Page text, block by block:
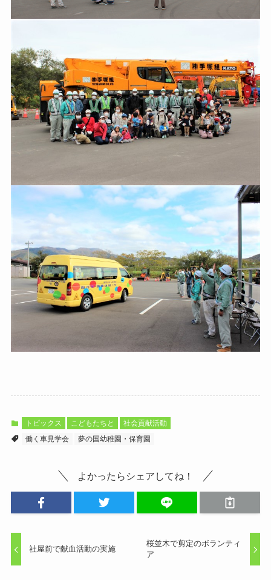
トピックス こどもたちと
社会貢献活動
働く車見学会
夢の国幼稚園・保育園
よかったらシェアしてね！
社屋前で献血活動の実施
桜並木で剪定のボランティ
ア